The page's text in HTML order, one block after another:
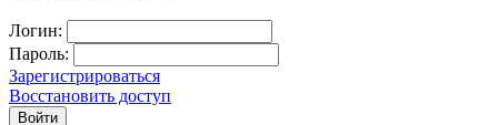
Логин:
Пароль:
Зарегистрироваться
Восстановить доступ
Войти